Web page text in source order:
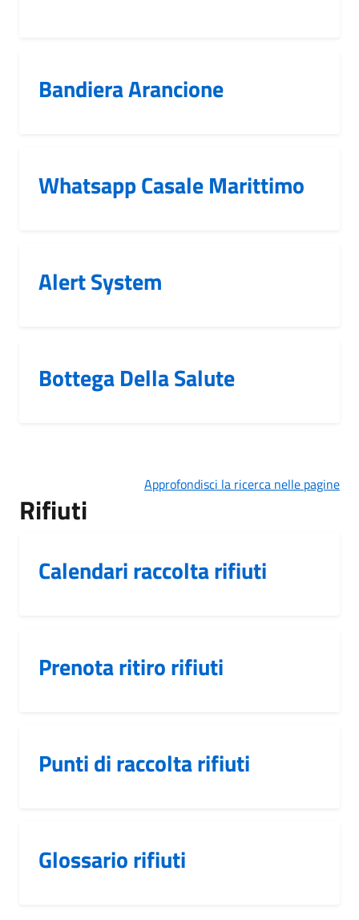
Bandiera Arancione
Whatsapp Casale Marittimo
Alert System
Bottega Della Salute
Approfondisci la ricerca nelle pagine
Rifiuti
Calendari raccolta rifiuti
Prenota ritiro rifiuti
Punti di raccolta rifiuti
Glossario rifiuti